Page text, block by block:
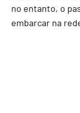
no entanto, o
embarcar na